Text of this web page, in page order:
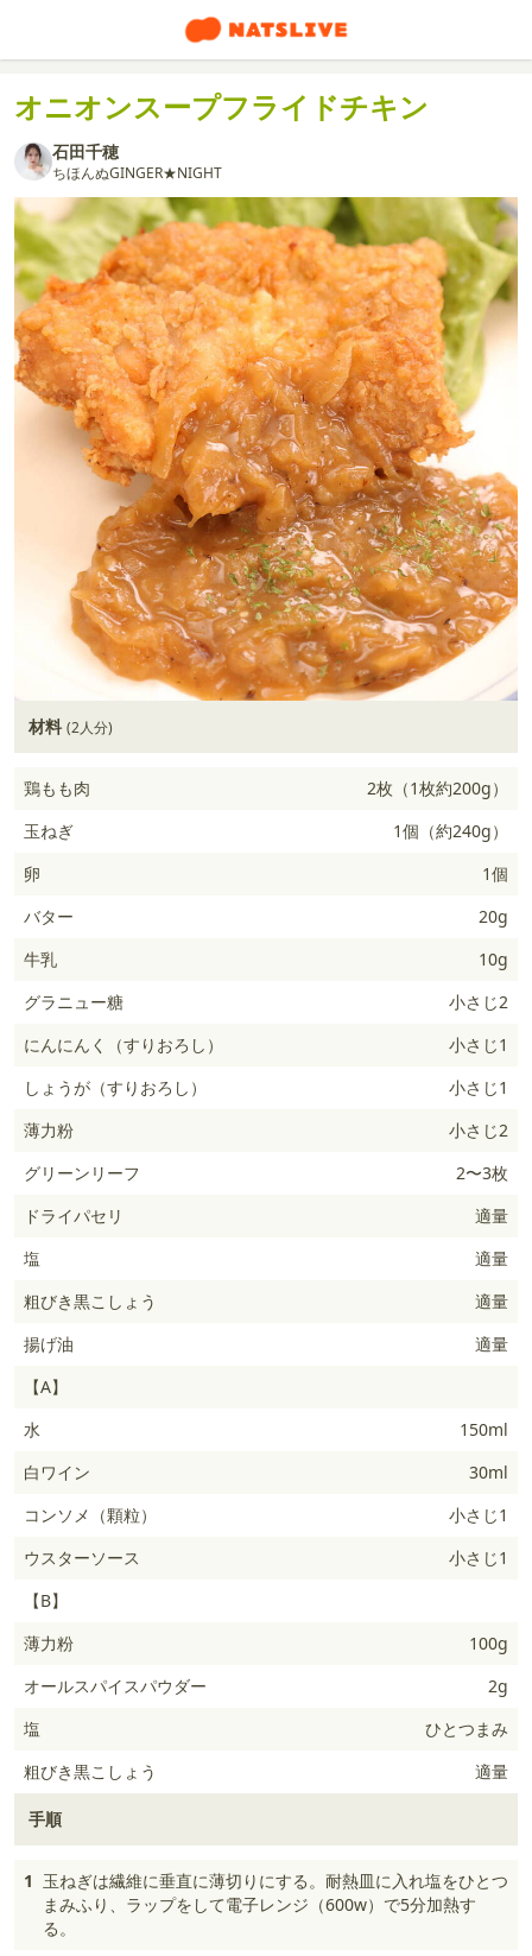
オニオンスープフライドチキン
石田千穂
ちほんぬGINGER★NIGHT
材料 (2人分)
鶏もも肉
2枚（1枚約200g）
玉ねぎ
1個（約240g）
卵
1個
バター
20g
牛乳
10g
グラニュー糖
小さじ2
にんにんく（すりおろし）
小さじ1
しょうが（すりおろし）
小さじ1
薄力粉
小さじ2
グリーンリーフ
2〜3枚
ドライパセリ
適量
塩
適量
粗びき黒こしょう
適量
揚げ油
適量
【A】
水
150ml
白ワイン
30ml
コンソメ（顆粒）
小さじ1
ウスターソース
小さじ1
【B】
薄力粉
100g
オールスパイスパウダー
2g
塩
ひとつまみ
粗びき黒こしょう
適量
手順
1 玉ねぎは繊維に垂直に薄切りにする。耐熱皿に入れ塩をひとつ
まみふり、ラップをして電子レンジ（600w）で5分加熱す
る。